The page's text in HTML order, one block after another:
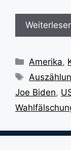
Amerika,
Joe Biden,